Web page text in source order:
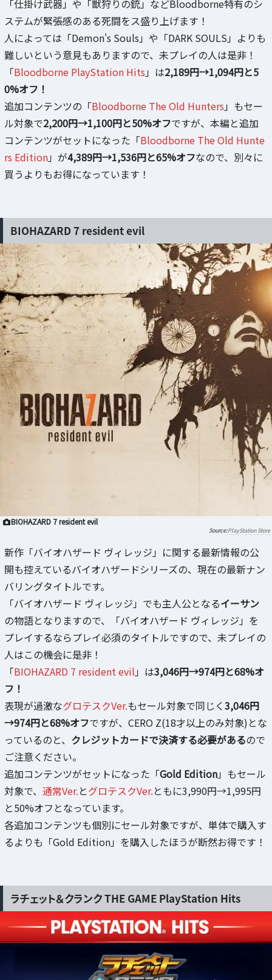
「仕掛け武器」や「獣狩りの銃」などBloodborne特有のシ
ステムが緊張感のある死闘をス盛り上げます！
人によっては「Demon's Souls」や「DARK SOULS」よりも
難しいという意見もありますので、未プレイの人は是非！
「Bloodborne PlayStation Hits 」は2,189円→1,094円と5
0%オフ！
追加コンテンツの「Bloodborne The Old Hunters 」もセー
ル対象で2,200円→1,100円と50%オフですが、本編と追加
コンテンツがセットになった「Bloodborne The Old Hunte
rs Edition」が4,389円→1,536円と65%オフなので、別々に
買うよりもお得になっています！
BIOHAZARD 7 resident evil
BIOHAZARD 7 resident evil
PlayStation Store
新作「バイオハザード ヴィレッジ」に関する最新情報の公
開も控えているバイオハザードシリーズの、現在の最新ナン
バリングタイトルです。
「バイオハザード ヴィレッジ」でも主人公となるイーサン
の物語となりますので、「バイオハザード ヴィレッジ」を
プレイするならプレイ必須のタイトルですので、未プレイの
人はこの機会に是非！
「BIOHAZARD 7 resident evil 」は3,046円→974円と68%オ
フ！
表現が過激なグロテスクVer.もセール対象で同じく3,046円
→974円と68%オフですが、CERO Z(18才以上のみ対象)とな
っているのと、 クレジットカードで決済する必要があるので
ご注意ください。
追加コンテンツがセットになった「Gold Edition」もセール
対象で、 通常Ver.とグロテスクVer.ともに3,990円→1,995円
と50%オフとなっています。
各追加コンテンツも個別にセール対象ですが、単体で購入す
るよりも「Gold Edition」を購入したほうが断然お得です！
ラチェット＆クランク THE GAME PlayStation Hits